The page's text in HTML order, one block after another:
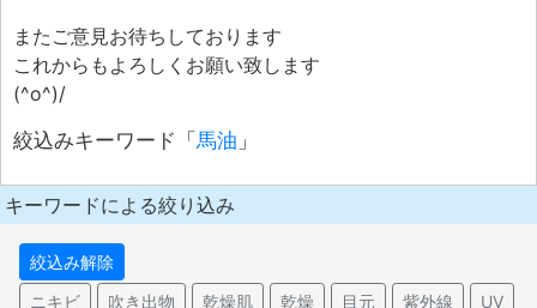
またご意見お待ちしております
これからもよろしくお願い致します
(^o^)/
絞込みキーワード「 馬油 」
キーワードによる絞り込み
絞込み解除
ニキビ
吹き出物 乾燥肌 乾燥 目元 紫外線 UV